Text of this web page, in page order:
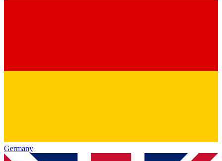
Germany